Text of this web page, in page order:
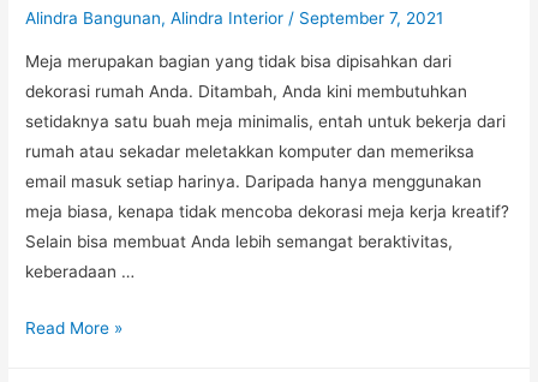
Alindra Bangunan,Alindra Interior / September 7, 2021
Meja merupakan bagian yang tidak bisa dipisahkan dari
dekorasi rumah Anda. Ditambah, Anda kini membutuhkan
setidaknya satu buah meja minimalis, entah untuk bekerja dari
rumah atau sekadar meletakkan komputer dan memeriksa
email masuk setiap harinya. Daripada hanya menggunakan
meja biasa, kenapa tidak mencoba dekorasi meja kerja kreatif?
Selain bisa membuat Anda lebih semangat beraktivitas,
keberadaan …
Ide
Read More »